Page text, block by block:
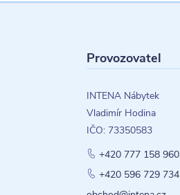
Provozovatel
INTENA Nábytek
Vladimír Hodina
IČO: 73350583
+420 777 158 960
+420 596 729 734